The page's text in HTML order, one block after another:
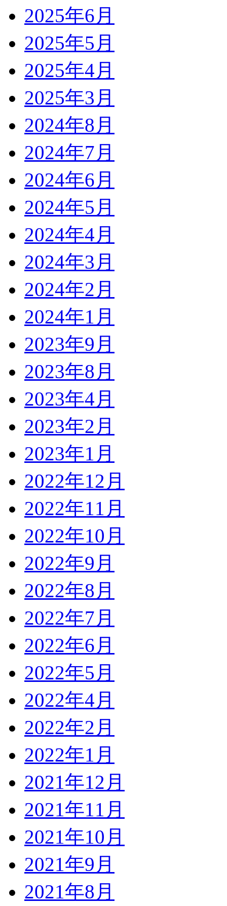
2025年6月
2025年5月
2025年4月
2025年3月
2024年8月
2024年7月
2024年6月
2024年5月
2024年4月
2024年3月
2024年2月
2024年1月
2023年9月
2023年8月
2023年4月
2023年2月
2023年1月
2022年12月
2022年11月
2022年10月
2022年9月
2022年8月
2022年7月
2022年6月
2022年5月
2022年4月
2022年2月
2022年1月
2021年12月
2021年11月
2021年10月
2021年9月
2021年8月